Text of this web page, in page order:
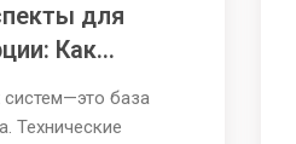
для
Как
база
Технические